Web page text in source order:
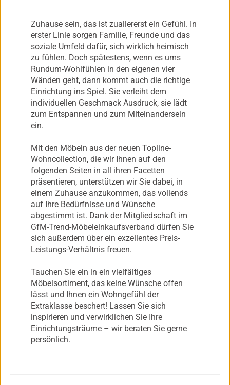
Zuhause sein, das ist zuallererst ein Gefühl. In
erster Linie sorgen Familie, Freunde und das
soziale Umfeld dafür, sich wirklich heimisch
zu fühlen. Doch spätestens, wenn es ums
Rundum-Wohlfühlen in den eigenen vier
Wänden geht, dann kommt auch die richtige
Einrichtung ins Spiel. Sie verleiht dem
individuellen Geschmack Ausdruck, sie lädt
zum Entspannen und zum Miteinandersein
ein.
Mit den Möbeln aus der neuen Topline-
Wohncollection, die wir Ihnen auf den
folgenden Seiten in all ihren Facetten
präsentieren, unterstützen wir Sie dabei, in
einem Zuhause anzukommen, das vollends
auf Ihre Bedürfnisse und Wünsche
abgestimmt ist. Dank der Mitgliedschaft im
GfM-Trend-Möbeleinkaufsverband dürfen Sie
sich außerdem über ein exzellentes Preis-
Leistungs-Verhältnis freuen.
Tauchen Sie ein in ein vielfältiges
Möbelsortiment, das keine Wünsche offen
lässt und Ihnen ein Wohngefühl der
Extraklasse beschert! Lassen Sie sich
inspirieren und verwirklichen Sie Ihre
Einrichtungsträume – wir beraten Sie gerne
persönlich.